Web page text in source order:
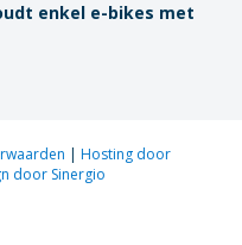
enkel e-bikes met
| Hosting door
door Sinergio